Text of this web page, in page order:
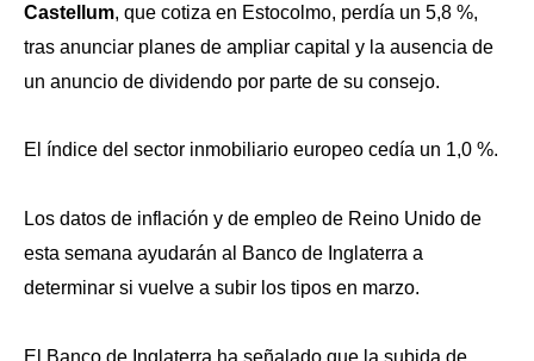
Castellum, que cotiza en Estocolmo, perdía un 5,8 %,
tras anunciar planes de ampliar capital y la ausencia de
un anuncio de dividendo por parte de su consejo.
El índice del sector inmobiliario europeo cedía un 1,0 %.
Los datos de inflación y de empleo de Reino Unido de
esta semana ayudarán al Banco de Inglaterra a
determinar si vuelve a subir los tipos en marzo.
El Banco de Inglaterra ha señalado que la subida de